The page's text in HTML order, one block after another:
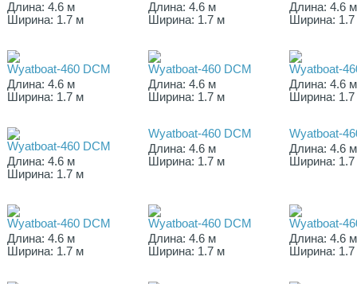
Длина: 4.6 м
Ширина: 1.7 м
Длина: 4.6 м
Ширина: 1.7 м
Длина: 4.6 м
Ширина:
Wyatboat-460 DCM
Длина: 4.6 м
Ширина: 1.7 м
Wyatboat-460 DCM
Длина: 4.6 м
Ширина: 1.7 м
Wyatboat-
Длина: 4.6 м
Ширина:
Wyatboat-460 DCM
Длина: 4.6 м
Ширина: 1.7 м
Wyatboat-460 DCM
Длина: 4.6 м
Ширина: 1.7 м
Wyatboat-
Длина: 4.6 м
Ширина:
Wyatboat-460 DCM
Длина: 4.6 м
Ширина: 1.7 м
Wyatboat-460 DCM
Длина: 4.6 м
Ширина: 1.7 м
Wyatboat-
Длина: 4.6 м
Ширина: